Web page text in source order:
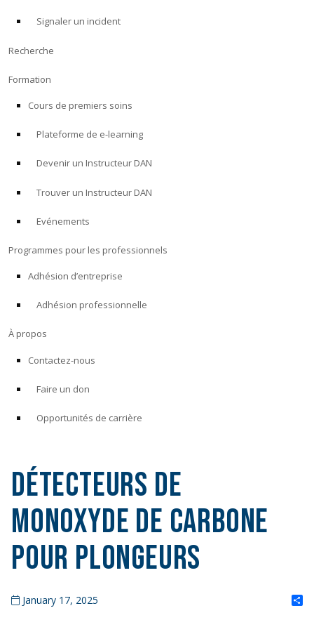
Signaler un incident
Recherche
Formation
Cours de premiers soins
Plateforme de e-learning
Devenir un Instructeur DAN
Trouver un Instructeur DAN
Evénements
Programmes pour les professionnels
Adhésion d’entreprise
Adhésion professionnelle
À propos
Contactez-nous
Faire un don
Opportunités de carrière
Détecteurs de
monoxyde de carbone
pour plongeurs
January 17, 2025